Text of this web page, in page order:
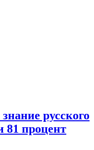
русского
81 процент